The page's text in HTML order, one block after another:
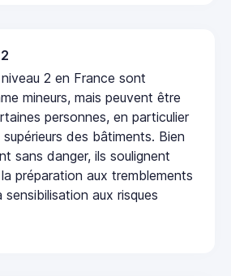
2 en France sont
mineurs, mais peuvent être
personnes, en particulier
des bâtiments. Bien
sans danger, ils soulignent
préparation aux tremblements
aux risques